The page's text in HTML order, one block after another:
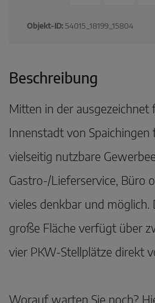
Objekt-ID: 54015_18199_15804
Beschreibung
Mitten in der ausgezeichnet
Innenstadt von Spaichingen
vielseitig nutzbare
Gastro-/Lieferservice, Büro
vieles denkbar und möglich.
große Fläche verfügt über
vier PKW-Stellplätze direkt
Worauf warten Sie noch?